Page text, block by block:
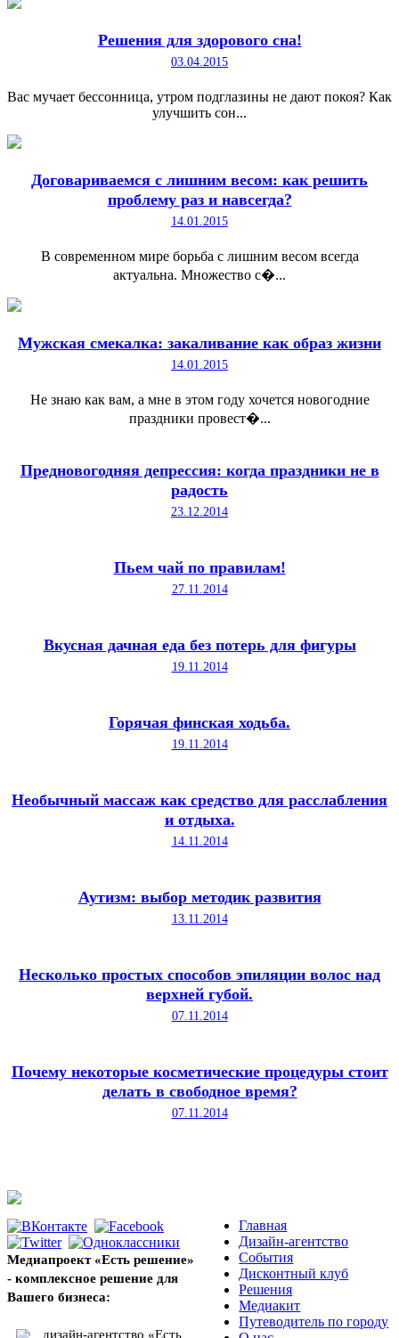
Решения для здорового сна!
03.04.2015
Вас мучает бессонница, утром подглазины не дают покоя? Как
улучшить сон...
Договариваемся с лишним весом: как решить
проблему раз и навсегда?
14.01.2015
В современном мире борьба с лишним весом всегда
актуальна. Множество с�...
Мужская смекалка: закаливание как образ жизни
14.01.2015
Не знаю как вам, а мне в этом году хочется новогодние
праздники провест�...
Предновогодняя депрессия: когда праздники не в
радость
23.12.2014
Пьем чай по правилам!
27.11.2014
Вкусная дачная еда без потерь для фигуры
19.11.2014
Горячая финская ходьба.
19.11.2014
Необычный массаж как средство для расслабления
и отдыха.
14.11.2014
Аутизм: выбор методик развития
13.11.2014
Несколько простых способов эпиляции волос над
верхней губой.
07.11.2014
Почему некоторые косметические процедуры стоит
делать в свободное время?
07.11.2014
Медиапроект «Есть решение»
- комплексное решение для
Вашего бизнеса:
дизайн-агентство «Есть
Главная
Дизайн-агентство
События
Дисконтный клуб
Решения
Медиакит
Путеводитель по городу